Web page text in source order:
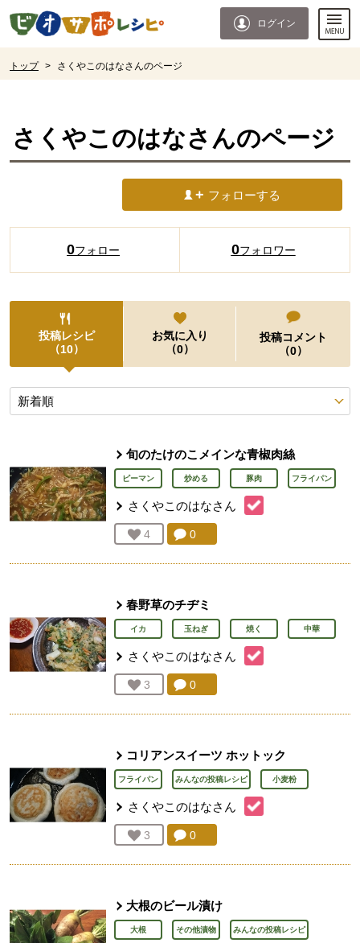
ページの先頭です。
ログイン
トップ > さくやこのはなさんのページ
さくやこのはなさんのページ
フォローする
0フォロー 0フォロワー
投稿レシピ
（10）
お気に入り
（0）
投稿コメント
（0）
投稿レシピ
旬のたけのこメインな青椒肉絲
ピーマン 炒める 豚肉 フライパン
さくやこのはなさん
お気に入り登録：
4 人が登録コメント：
0
春野草のチヂミ
イカ 玉ねぎ 焼く 中華
さくやこのはなさん
お気に入り登録：
3 人が登録コメント：
0
コリアンスイーツ ホットック
フライパン みんなの投稿レシピ 小麦粉
さくやこのはなさん
お気に入り登録：
3 人が登録コメント：
0
大根のビール漬け
大根 その他漬物 みんなの投稿レシピ